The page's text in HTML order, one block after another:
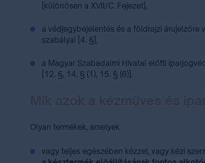
[különösen a XVII/C. Fejezet],
a védjegybejelentés és a földrajzi
szabályai [4. §],
a Magyar Szabadalmi Hivatal előtti
[12. §, 14. § (1), 15. § (6)].
Olyan termékek, amelyek
vagy teljes egészében kézzel, vagy kézi